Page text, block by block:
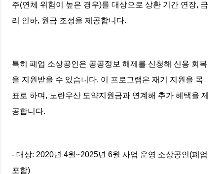
주(연체 위험이 높은 경우)를 대상으로 상환 기간 연장, 금
리 인하, 원금 조정을 제공합니다.
특히 폐업 소상공인은 공공정보 해제를 신청해 신용 회복
을 지원받을 수 있습니다. 이 프로그램은 재기 지원을 목
표로 하며, 노란우산 도약지원금과 연계해 추가 혜택을 제
공합니다.
- 대상: 2020년 4월~2025년 6월 사업 운영 소상공인(폐업
포함)